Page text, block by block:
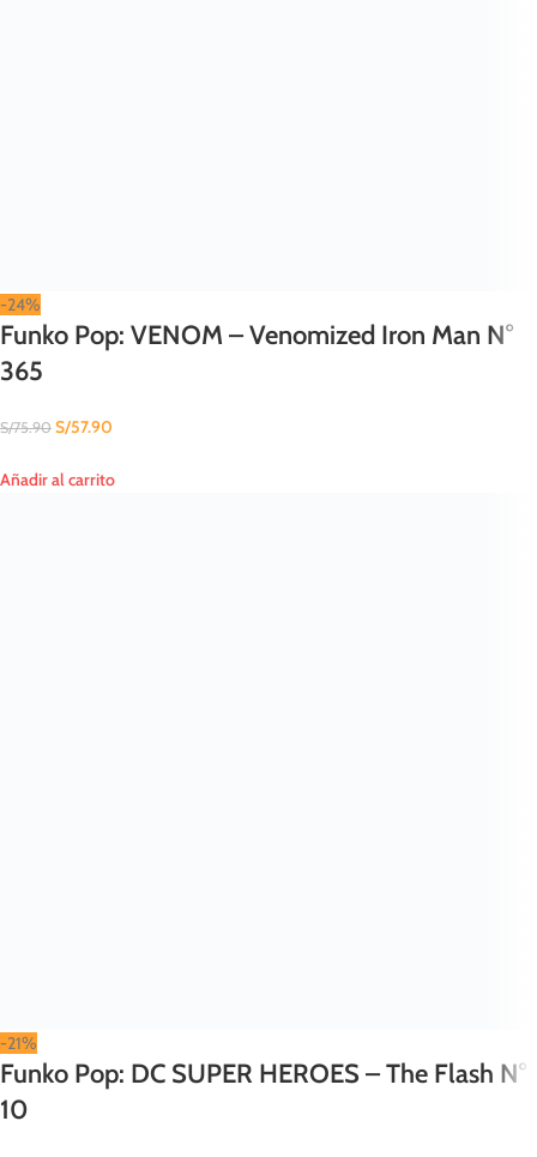
-24%
Funko Pop: VENOM – Venomized Iron Man N°
365
S/75.90 S/57.90
Añadir al carrito
-21%
Funko Pop: DC SUPER HEROES – The Flash N°
10